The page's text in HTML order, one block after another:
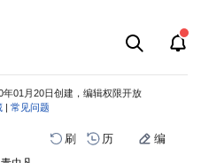
年01月20日创建，编辑权限开放
| 常见问题
刷 历 编